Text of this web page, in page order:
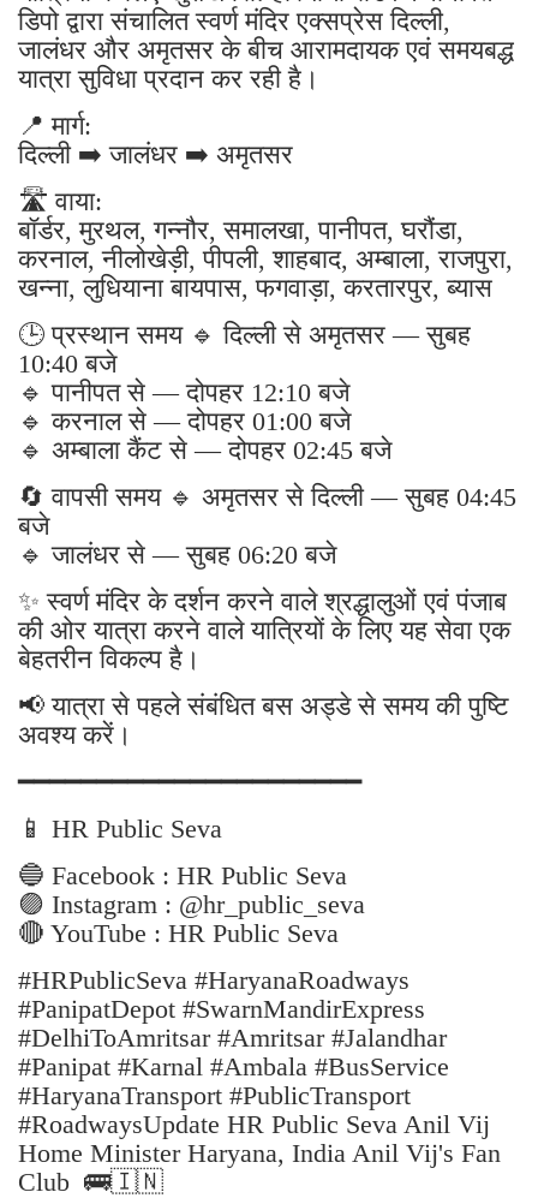
डिपो द्वारा संचालित स्वर्ण मंदिर एक्सप्रेस दिल्ली,
जालंधर और अमृतसर के बीच आरामदायक एवं समयबद्ध
यात्रा सुविधा प्रदान कर रही है।
📍 मार्ग:
दिल्ली ➡️ जालंधर ➡️ अमृतसर
🛣️ वाया:
बॉर्डर, मुरथल, गन्नौर, समालखा, पानीपत, घरौंडा,
करनाल, नीलोखेड़ी, पीपली, शाहबाद, अम्बाला, राजपुरा,
खन्ना, लुधियाना बायपास, फगवाड़ा, करतारपुर, ब्यास
🕒 प्रस्थान समय 🔹 दिल्ली से अमृतसर — सुबह
10:40 बजे
🔹 पानीपत से — दोपहर 12:10 बजे
🔹 करनाल से — दोपहर 01:00 बजे
🔹 अम्बाला कैंट से — दोपहर 02:45 बजे
🔄 वापसी समय 🔹 अमृतसर से दिल्ली — सुबह 04:45
बजे
🔹 जालंधर से — सुबह 06:20 बजे
✨ स्वर्ण मंदिर के दर्शन करने वाले श्रद्धालुओं एवं पंजाब
की ओर यात्रा करने वाले यात्रियों के लिए यह सेवा एक
बेहतरीन विकल्प है।
📢 यात्रा से पहले संबंधित बस अड्डे से समय की पुष्टि
अवश्य करें।
━━━━━━━━━━━━━━━━━━━━━━
📱 HR Public Seva
🔵 Facebook : HR Public Seva
🟣 Instagram : @hr_public_seva
🔴 YouTube : HR Public Seva
#HRPublicSeva #HaryanaRoadways
#PanipatDepot #SwarnMandirExpress
#DelhiToAmritsar #Amritsar #Jalandhar
#Panipat #Karnal #Ambala #BusService
#HaryanaTransport #PublicTransport
#RoadwaysUpdate HR Public Seva Anil Vij
Home Minister Haryana, India Anil Vij's Fan
Club 🚌🇮🇳